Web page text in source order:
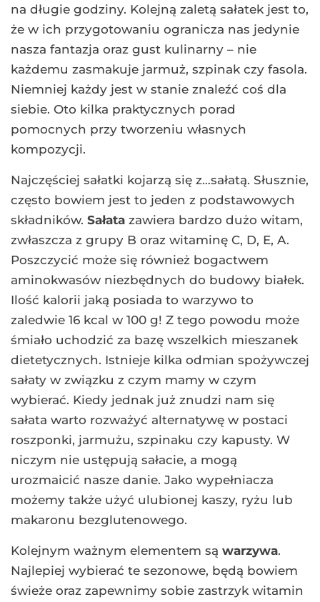
na długie godziny. Kolejną zaletą sałatek jest to,
że w ich przygotowaniu ogranicza nas jedynie
nasza fantazja oraz gust kulinarny – nie
każdemu zasmakuje jarmuż, szpinak czy fasola.
Niemniej każdy jest w stanie znaleźć coś dla
siebie. Oto kilka praktycznych porad
pomocnych przy tworzeniu własnych
kompozycji.
Najczęściej sałatki kojarzą się z…sałatą. Słusznie,
często bowiem jest to jeden z podstawowych
składników. Sałata zawiera bardzo dużo witam,
zwłaszcza z grupy B oraz witaminę C, D, E, A.
Poszczycić może się również bogactwem
aminokwasów niezbędnych do budowy białek.
Ilość kalorii jaką posiada to warzywo to
zaledwie 16 kcal w 100 g! Z tego powodu może
śmiało uchodzić za bazę wszelkich mieszanek
dietetycznych. Istnieje kilka odmian spożywczej
sałaty w związku z czym mamy w czym
wybierać. Kiedy jednak już znudzi nam się
sałata warto rozważyć alternatywę w postaci
roszponki, jarmużu, szpinaku czy kapusty. W
niczym nie ustępują sałacie, a mogą
urozmaicić nasze danie. Jako wypełniacza
możemy także użyć ulubionej kaszy, ryżu lub
makaronu bezglutenowego.
Kolejnym ważnym elementem są warzywa.
Najlepiej wybierać te sezonowe, będą bowiem
świeże oraz zapewnimy sobie zastrzyk witamin